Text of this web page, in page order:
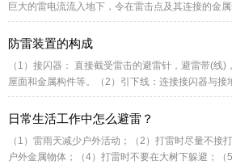
巨大的雷电流流入地下，令在雷击点及其连接的金
可能直接导致接触电压或跨步电压的触电事故。另
过被雷击物，在极短的时间内转换成大量的热能，
防雷装置的构成
（1）接闪器： 直接截受雷击的避雷针，避雷带(线
屋面和金属构件等。（2）引下线：连接接闪器与接
雷器：是一种能释放过电压能量限制过电压幅值的
装在被保护设备附近，与被保护设备并联。在正常
日常生活工作中怎么避雷？
（1）雷雨天减少户外活动；（2）打雷时尽量不接
户外金属物体；（4）打雷时不要在大树下躲避；（